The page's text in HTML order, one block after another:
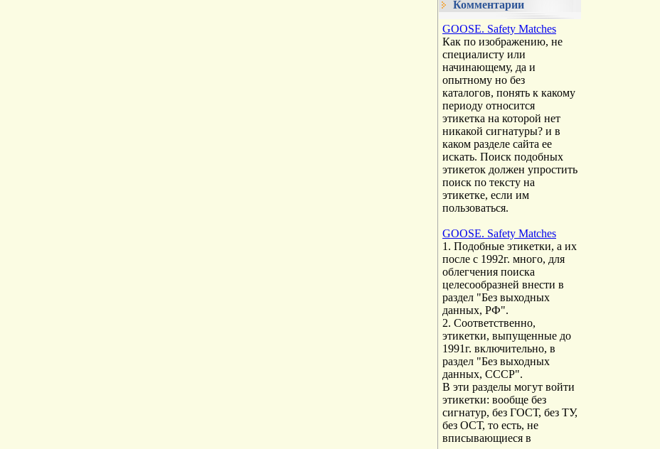
Комментарии
GOOSE. Safety Matches
Как по изображению, не
специалисту или
начинающему, да и
опытному но без
каталогов, понять к какому
периоду относится
этикетка на которой нет
никакой сигнатуры? и в
каком разделе сайта ее
искать. Поиск подобных
этикеток должен упростить
поиск по тексту на
этикетке, если им
пользоваться.
GOOSE. Safety Matches
1. Подобные этикетки, а их
после с 1992г. много, для
облегчения поиска
целесообразней внести в
раздел "Без выходных
данных, РФ".
2. Соответственно,
этикетки, выпущенные до
1991г. включительно, в
раздел "Без выходных
данных, СССР".
В эти разделы могут войти
этикетки: вообще без
сигнатур, без ГОСТ, без ТУ,
без ОСТ, то есть, не
вписывающиеся в